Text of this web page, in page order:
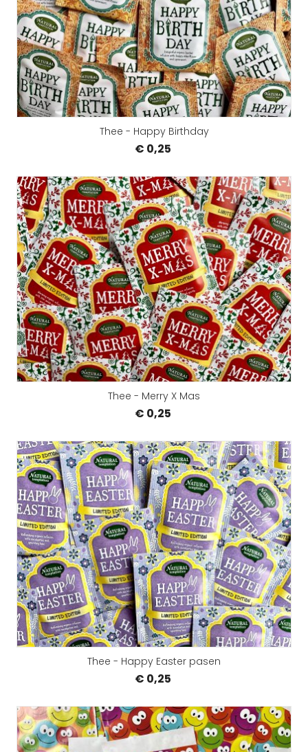
Thee - Happy Birthday
€ 0,25
Thee - Merry X Mas
€ 0,25
Thee - Happy Easter pasen
€ 0,25